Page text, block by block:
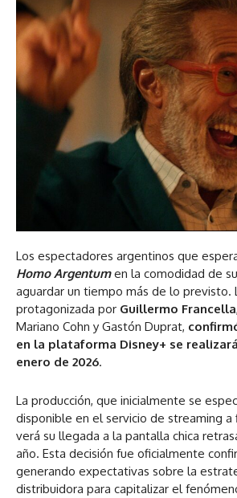
Los espectadores argentinos que
Homo Argentumen la comodidad de
aguardar un tiempo más de lo previsto.
protagonizada por Guillermo Francella
Mariano Cohn y Gastón Duprat,
en la plataforma Disney+ se
enero de 2026.
La producción, que inicialmente se
disponible en el servicio de streaming a
verá su llegada a la pantalla chica
año. Esta decisión fue oficialmente
generando expectativas sobre la
distribuidora para capitalizar el